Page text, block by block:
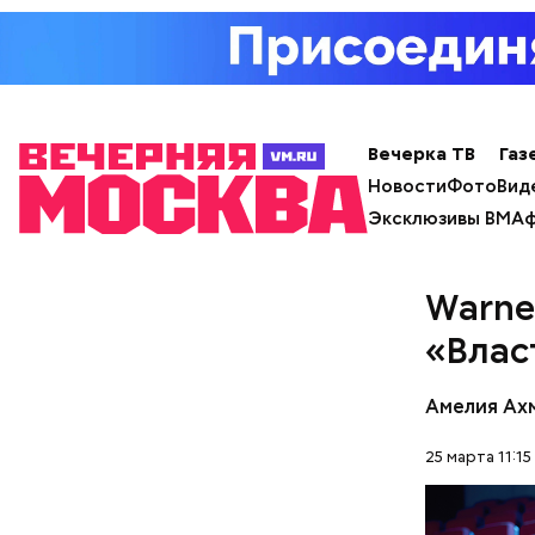
Вечерка ТВ
НовостиФото
Эксклюзивы ВМ
Амелия
25 марта 11:15
День
День